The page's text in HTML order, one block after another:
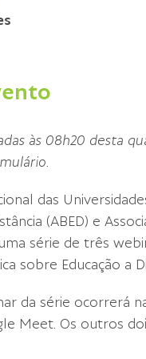
às 08h20 desta
das
(ABED) e
série de três
sobre Educação a
da série ocorrerá
Meet. Os outros